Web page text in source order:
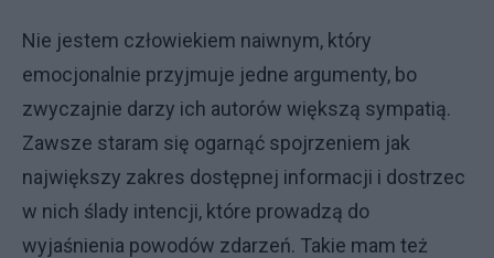
Nie jestem człowiekiem naiwnym, który
emocjonalnie przyjmuje jedne argumenty, bo
zwyczajnie darzy ich autorów większą sympatią.
Zawsze staram się ogarnąć spojrzeniem jak
największy zakres dostępnej informacji i dostrzec
w nich ślady intencji, które prowadzą do
wyjaśnienia powodów zdarzeń. Takie mam też